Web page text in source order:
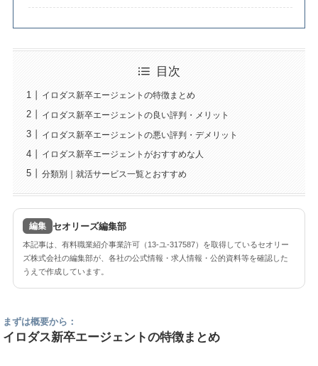
目次
イロダス新卒エージェントの特徴まとめ
イロダス新卒エージェントの良い評判・メリット
イロダス新卒エージェントの悪い評判・デメリット
イロダス新卒エージェントがおすすめな人
分類別｜就活サービス一覧とおすすめ
編集 セオリーズ編集部
本記事は、有料職業紹介事業許可（13-ユ-317587）を取得しているセオリー
ズ株式会社の編集部が、各社の公式情報・求人情報・公的資料等を確認した
うえで作成しています。
まずは概要から：
イロダス新卒エージェントの特徴まとめ